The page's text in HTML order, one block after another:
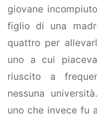
giovane
figlio di una
quattro per
uno a cui
riuscito a
nessuna
uno che invece fu